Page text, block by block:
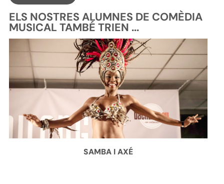
ELS NOSTRES ALUMNES DE COMÈDIA
MUSICAL TAMBÉ TRIEN ...
SAMBA I AXÉ